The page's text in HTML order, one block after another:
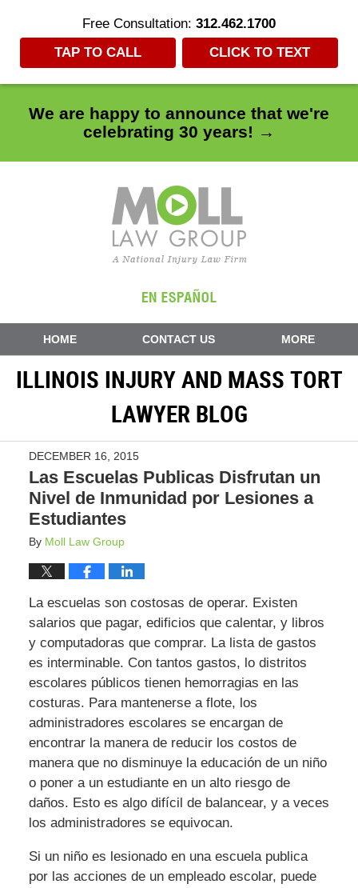
Free Consultation: 312.462.1700
TAP TO CALL
CLICK TO TEXT
We are happy to announce that we're
celebrating 30 years! →
Navigation
HOME CONTACT US MORE
ILLINOIS INJURY AND MASS TORT
LAWYER BLOG
DECEMBER 16, 2015
Las Escuelas Publicas Disfrutan un
Nivel de Inmunidad por Lesiones a
Estudiantes
By Moll Law Group
La escuelas son costosas de operar. Existen
salarios que pagar, edificios que calentar, y libros
y computadoras que comprar. La lista de gastos
es interminable. Con tantos gastos, lo distritos
escolares públicos tienen hemorragias en las
costuras. Para mantenerse a flote, los
administradores escolares se encargan de
encontrar la manera de reducir los costos de
manera que no disminuye la educación de un niño
o poner a un estudiante en un alto riesgo de
daños. Esto es algo difícil de balancear, y a veces
los administradores se equivocan.
Si un niño es lesionado en una escuela publica
por las acciones de un empleado escolar, puede